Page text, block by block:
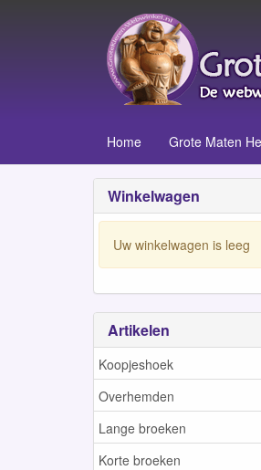
Home Grote Maten
Winkelwagen
Uw winkelwagen is leeg
Artikelen
Koopjeshoek
Overhemden
Lange broeken
Korte broeken